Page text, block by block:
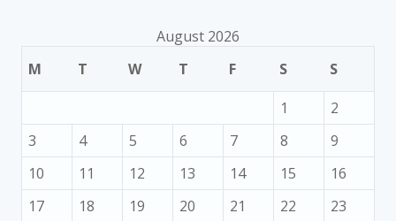
August 2026
M
T W T F S
S
1
2
3
4 5 6 7 8
9
10
11 12 13 14 15
16
17
18 19 20 21 22 23